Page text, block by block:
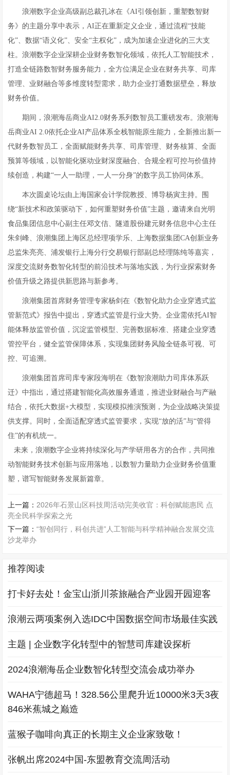
浪潮数字企业高级副总裁孔冰在《AI引领创新，重塑数智财
务》的主题分享中表示，AI正在重新定义企业，通过流程“技能
化”、数据“语义化”、安全“主权化”，成为加速企业进化的三大支
柱。浪潮数字企业深耕企业财务数智化领域，依托人工智能技术，
打造全链路数智财务服务能力，全方位满足企业在财务共享、司库
管理、业财融合等多维度转型需求，助力企业打通数据壁垒，释放
财务价值。
期间，浪潮海岳商业AI2.0财务系列数智员工重磅发布。浪潮海
岳商业AI 2.0依托企业AI产品体系全栈智能原生能力，全新推出新一
代财务数智员工，全面赋能财务共享、司库管理、财务核算、全面
预算等领域，以智能化驱动业财深度融合、合规全程可控与价值持
续创造，构建“一人一助理，一人一分身”的数字员工协同体系。
本次圆桌论坛由上海国家会计学院教授、博导杨寅主持。围
绕“新技术和政策驱动下，如何重塑财务价值”主题，邀请来自光明
食品集团信息中心副主任邓文佶、隧道股份建元财务信息中心主任
朱剑峰、浪潮集团上海区总经理项学乐、上海数据集团CA创新业务
总监朱亮亮、浦发银行上海分行交易银行部副总经理陈纯等嘉宾，
深度交流财务数智化转型的前沿技术与落地实践，为行业探索财务
价值升级之路提供新思路与新参考。
浪潮集团首席财务管理专家杨剑在《数智化助力企业穿透式监
管新范式》报告中提出，穿透式监管是行业大势。企业需依托AI智
能体释放监管价值，沉淀监管模型、完善数据标准、搭建企业穿透
管控平台，健全监管保障体系，实现集团财务风险全链条可视、可
控、可追溯。
浪潮集团首席司库专家段海明在《数智浪潮助力司库体系跃
迁》中指出，通过搭建智能化高效服务通道，推进业财融合与产融
结合，依托大数据+大模型，实现模拟推演预测，为企业战略决策提
供支撑。同时，全面适配穿透式监管要求，实现“放的活”与“管得
住”的有机统一。
未来，浪潮数字企业将持续深化与产学研用各方的合作，共同推
动智能财务技术创新与应用落地，以数智力量助力企业财务价值重
塑，谱写智能财务发展新篇章。
上一篇： 2026年石景山区科技周活动完美收官：科创赋能惠民 点
亮全民科学探索之光
下一篇：“智创同行，科创共进”人工智能与科学精神融合发展交流
沙龙举办
推荐阅读
打卡好去处！金宝山浙川茶旅融合产业园开园迎客
浪潮云两项案例入选IDC中国数据空间市场最佳实践
主题 | 企业数字化转型中的智慧司库建设探析
2024浪潮海岳企业数智化转型交流会成功举办
WAHA宁德超马！328.56公里爬升近10000米3天3夜
846米蕉城之巅造
蓝猴子咖啡向真正的长期主义企业家致敬！
张帆出席2024中国-东盟教育交流周活动